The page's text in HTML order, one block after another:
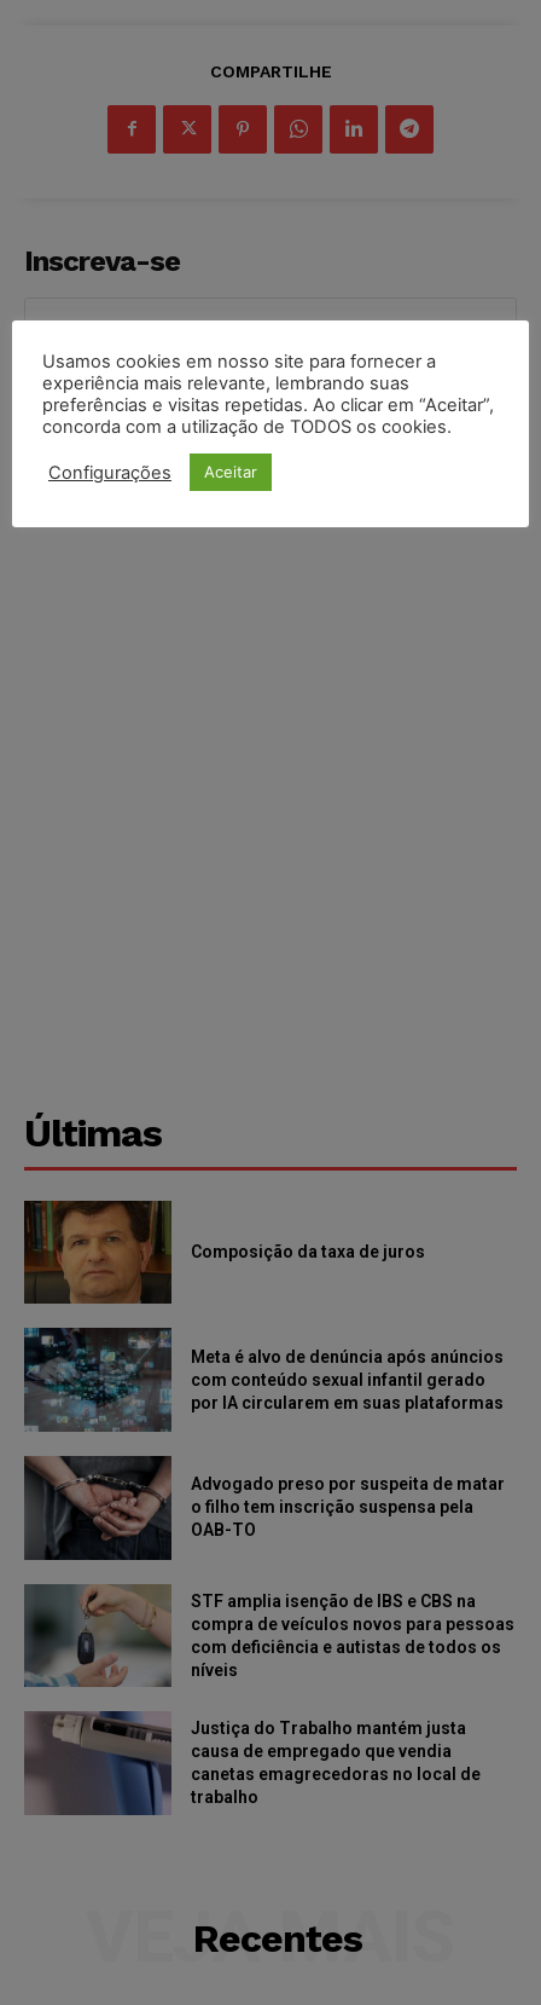
COMPARTILHE
Inscreva-se
INSCREVER
Política de Privacidade
Últimas
Composição da taxa de juros
Meta é alvo de denúncia após anúncios
com conteúdo sexual infantil gerado
por IA circularem em suas plataformas
Advogado preso por suspeita de matar
o filho tem inscrição suspensa pela
OAB-TO
STF amplia isenção de IBS e CBS na
compra de veículos novos para pessoas
com deficiência e autistas de todos os
níveis
Justiça do Trabalho mantém justa
causa de empregado que vendia
canetas emagrecedoras no local de
trabalho
Recentes
VEJA MAIS
Usamos cookies em nosso site para fornecer a
experiência mais relevante, lembrando suas
preferências e visitas repetidas. Ao clicar em “Aceitar”,
concorda com a utilização de TODOS os cookies.
Configurações Aceitar